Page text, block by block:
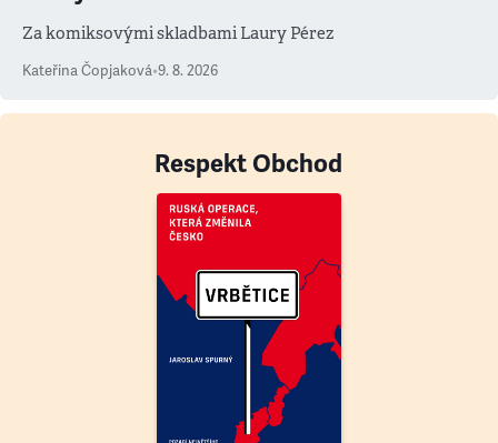
Za komiksovými skladbami Laury Pérez
Kateřina Čopjaková•9. 8. 2026
Respekt Obchod